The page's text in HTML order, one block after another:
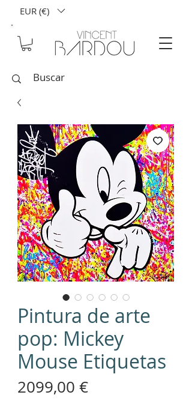
EUR (€)
Pintura de arte
pop: Mickey
Mouse Etiquetas
2099,00 €Precio